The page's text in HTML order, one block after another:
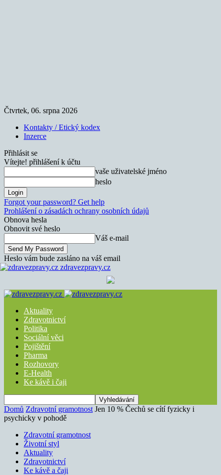
Čtvrtek, 06. srpna 2026
Kontakty / Etický kodex
Inzerce
Přihlásit se
Vítejte! přihlášení k účtu
vaše uživatelské jméno
heslo
Forgot your password? Get help
Prohlášení o zásadách ochrany osobních údajů
Obnova hesla
Obnovit své heslo
Váš e-mail
Heslo vám bude zasláno na váš email
zdravezpravy.cz
Aktuality
Zdravotnictví
Politika
Sociální věci
Pojištění
Pharma
Rozhovory
E-Health
Ke kávě i čaji
Domů Zdravotní gramotnost Jen 10 % Čechů se cítí fyzicky i
psychicky v pohodě
Zdravotní gramotnost
Životní styl
Aktuality
Zdravotnictví
Ke kávě a čaji